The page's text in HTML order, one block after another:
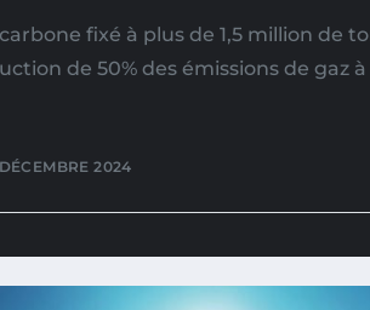
fixé à plus de 1,5 million de
de 50% des émissions de gaz
2024